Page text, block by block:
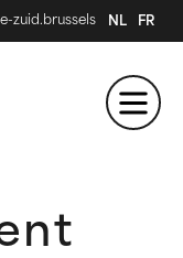
zuid.brussels NL FR